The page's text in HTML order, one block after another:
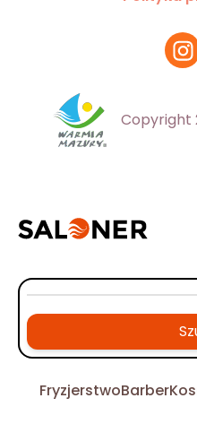
Copyright
FryzjerstwoBarber